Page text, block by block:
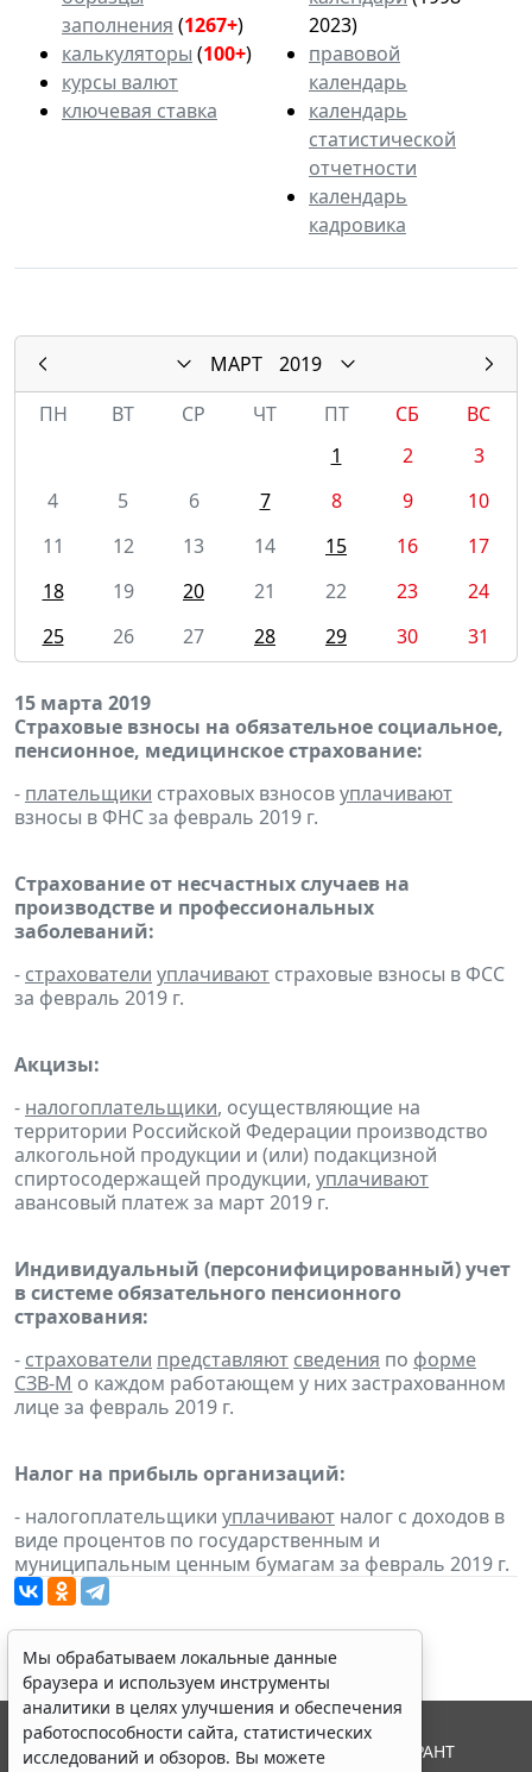
заполнения (1267+)
калькуляторы (100+)
курсы валют
ключевая ставка
2023)
правовой
календарь
календарь
статистической
отчетности
календарь
кадровика
МАРТ
2019
ПН
ВТ СР ЧТ ПТ СБ
ВС
1
2
3
4
5 6 7 8 9
10
11
12 13 14 15 16
17
18
19 20 21 22 23
24
25
26 27 28 29 30 31
15 марта 2019
Страховые взносы на обязательное социальное,
пенсионное, медицинское страхование:
- плательщики страховых взносовуплачивают
взносы в ФНС за февраль 2019 г.
Страхование от несчастных случаев на
производстве и профессиональных
заболеваний:
- страхователи уплачивают страховые взносы в ФСС
за февраль 2019 г.
Акцизы:
- налогоплательщики, осуществляющие на
территории Российской Федерации производство
алкогольной продукции и (или) подакцизной
спиртосодержащей продукции, уплачивают
авансовый платеж за март 2019 г.
Индивидуальный (персонифицированный) учет
в системе обязательного пенсионного
страхования:
- страхователи представляют сведения по форме
СЗВ-М о каждом работающем у них застрахованном
лице за февраль 2019 г.
Налог на прибыль организаций:
- налогоплательщики уплачивают налог с доходов в
виде процентов по государственным и
муниципальным ценным бумагам за февраль 2019 г.
Мы обрабатываем локальные данные
браузера и используем инструменты
аналитики в целях улучшения и обеспечения
работоспособности сайта, статистических
исследований и обзоров. Вы можете
© ООО "НПП "ГАРАНТ-СЕРВИС", 2026. Система ГАРАНТ